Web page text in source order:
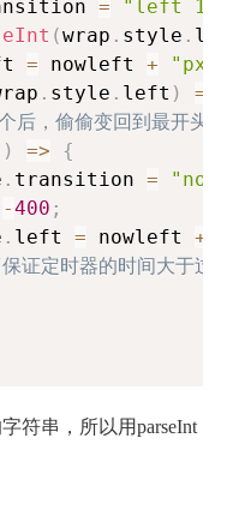
=
"left
(wrap . style .
= nowleft + "px"
. style . left )
==
后，偷偷变回到最开头
) =>
{
. transition =
-400 ;
. left = nowleft +
证定时器的时间大于过
符串，所以用parseInt